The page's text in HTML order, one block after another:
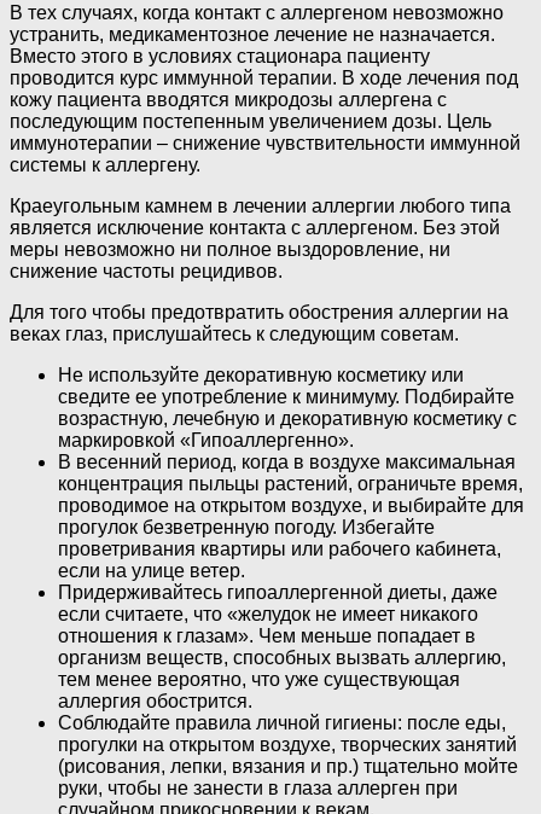
В тех случаях, когда контакт с аллергеном невозможно
устранить, медикаментозное лечение не назначается.
Вместо этого в условиях стационара пациенту
проводится курс иммунной терапии. В ходе лечения под
кожу пациента вводятся микродозы аллергена с
последующим постепенным увеличением дозы. Цель
иммунотерапии – снижение чувствительности иммунной
системы к аллергену.
Краеугольным камнем в лечении аллергии любого типа
является исключение контакта с аллергеном. Без этой
меры невозможно ни полное выздоровление, ни
снижение частоты рецидивов.
Для того чтобы предотвратить обострения аллергии на
веках глаз, прислушайтесь к следующим советам.
Не используйте декоративную косметику или
сведите ее употребление к минимуму. Подбирайте
возрастную, лечебную и декоративную косметику с
маркировкой «Гипоаллергенно».
В весенний период, когда в воздухе максимальная
концентрация пыльцы растений, ограничьте время,
проводимое на открытом воздухе, и выбирайте для
прогулок безветренную погоду. Избегайте
проветривания квартиры или рабочего кабинета,
если на улице ветер.
Придерживайтесь гипоаллергенной диеты, даже
если считаете, что «желудок не имеет никакого
отношения к глазам». Чем меньше попадает в
организм веществ, способных вызвать аллергию,
тем менее вероятно, что уже существующая
аллергия обострится.
Соблюдайте правила личной гигиены: после еды,
прогулки на открытом воздухе, творческих занятий
(рисования, лепки, вязания и пр.) тщательно мойте
руки, чтобы не занести в глаза аллерген при
случайном прикосновении к векам.